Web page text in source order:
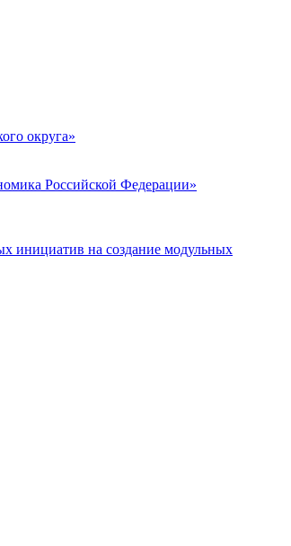
округа»
Российской Федерации»
инициатив на создание модульных